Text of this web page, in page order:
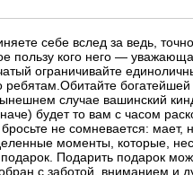
себе вслед за ведь,
пользу кого него —
ограничивайте
случае вашинский
будет то вам с часом
не сомневается:
моменты, которые,
Подарить подарок
с заботой, вниманием и